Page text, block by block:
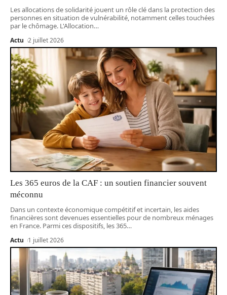
Les allocations de solidarité jouent un rôle clé dans la protection des
personnes en situation de vulnérabilité, notamment celles touchées
par le chômage. L'Allocation…
Actu 2 juillet 2026
Les 365 euros de la CAF : un soutien financier souvent
méconnu
Dans un contexte économique compétitif et incertain, les aides
financières sont devenues essentielles pour de nombreux ménages
en France. Parmi ces dispositifs, les 365…
Actu 1 juillet 2026